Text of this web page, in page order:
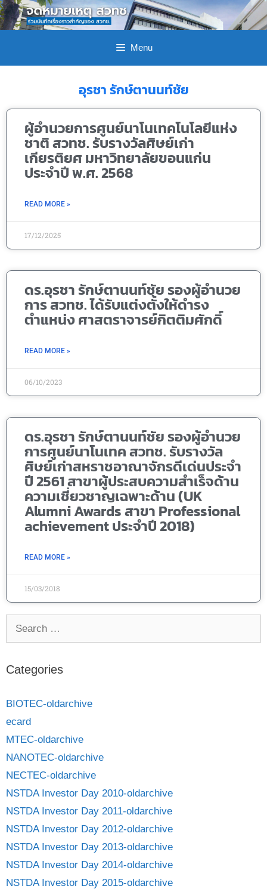
Menu
อุรชา รักษ์ตานนท์ชัย
ผู้อำนวยการศูนย์นาโนเทคโนโลยีแห่ง
ชาติ สวทช. รับรางวัลศิษย์เก่า
เกียรติยศ มหาวิทยาลัยขอนแก่น
ประจำปี พ.ศ. 2568
READ MORE »
17/12/2025
ดร.อุรชา รักษ์ตานนท์ชัย รองผู้อำนวย
การ สวทช. ได้รับแต่งตั้งให้ดำรง
ตำแหน่ง ศาสตราจารย์กิตติมศักดิ์
READ MORE »
06/10/2023
ดร.อุรชา รักษ์ตานนท์ชัย รองผู้อำนวย
การศูนย์นาโนเทค สวทช. รับรางวัล
ศิษย์เก่าสหราชอาณาจักรดีเด่นประจำ
ปี 2561 สาขาผู้ประสบความสำเร็จด้าน
ความเชี่ยวชาญเฉพาะด้าน (UK
Alumni Awards สาขา Professional
achievement ประจำปี 2018)
READ MORE »
15/03/2018
Categories
BIOTEC-oldarchive
ecard
MTEC-oldarchive
NANOTEC-oldarchive
NECTEC-oldarchive
NSTDA Investor Day 2010-oldarchive
NSTDA Investor Day 2011-oldarchive
NSTDA Investor Day 2012-oldarchive
NSTDA Investor Day 2013-oldarchive
NSTDA Investor Day 2014-oldarchive
NSTDA Investor Day 2015-oldarchive